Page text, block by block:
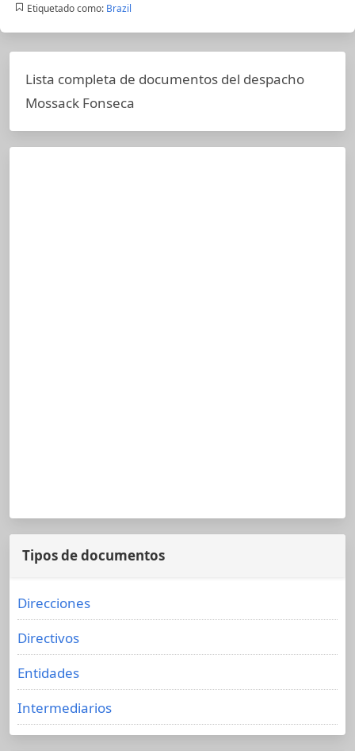
Etiquetado como: Brazil
Lista completa de documentos del despacho
Mossack Fonseca
Tipos de documentos
Direcciones
Directivos
Entidades
Intermediarios